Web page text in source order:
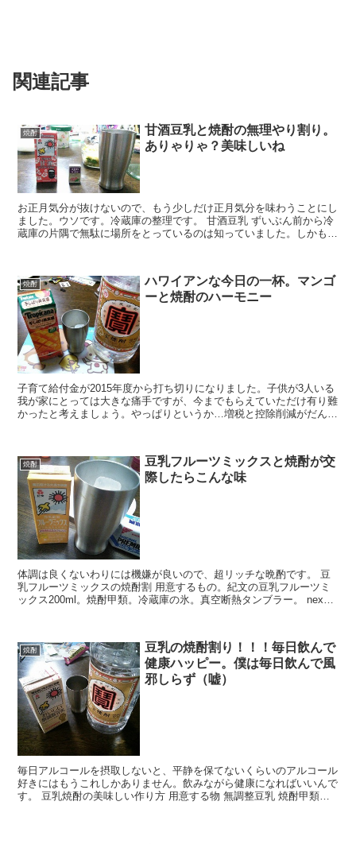
関連記事
焼酎
甘酒豆乳と焼酎の無理やり割り。
ありゃりゃ？美味しいね
お正月気分が抜けないので、もう少しだけ正月気分を味わうことにし
ました。ウソです。冷蔵庫の整理です。 甘酒豆乳 ずいぶん前から冷
蔵庫の片隅で無駄に場所をとっているのは知っていました。しかも、
焼酎
ハワイアンな今日の一杯。マンゴ
ーと焼酎のハーモニー
子育て給付金が2015年度から打ち切りになりました。子供が3人いる
我が家にとっては大きな痛手ですが、今までもらえていただけ有り難
かったと考えましょう。やっぱりというか…増税と控除削減がだんだ
焼酎
豆乳フルーツミックスと焼酎が交
際したらこんな味
体調は良くないわりには機嫌が良いので、超リッチな晩酌です。 豆
乳フルーツミックスの焼酎割 用意するもの。紀文の豆乳フルーツミ
ックス200ml。焼酎甲類。冷蔵庫の氷。真空断熱タンブラー。 nexus
焼酎
豆乳の焼酎割り！！！毎日飲んで
健康ハッピー。僕は毎日飲んで風
邪しらず（嘘）
毎日アルコールを摂取しないと、平静を保てないくらいのアルコール
好きにはもうこれしかありません。飲みながら健康になればいいんで
す。 豆乳焼酎の美味しい作り方 用意する物 無調整豆乳 焼酎甲類。